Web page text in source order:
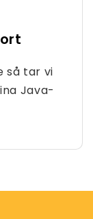
så tar vi
Java-